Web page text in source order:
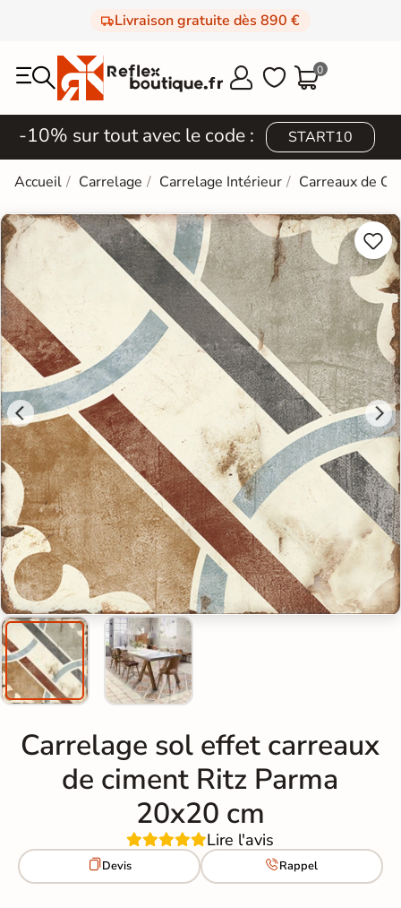
Livraison gratuite dès 890 €
  0
-10% sur tout avec le code : START10
Accueil Carrelage Carrelage Intérieur Carreaux de


Carrelage sol effet carreaux
de ciment Ritz Parma
20x20 cm
Lire l'avis
Devis Rappel